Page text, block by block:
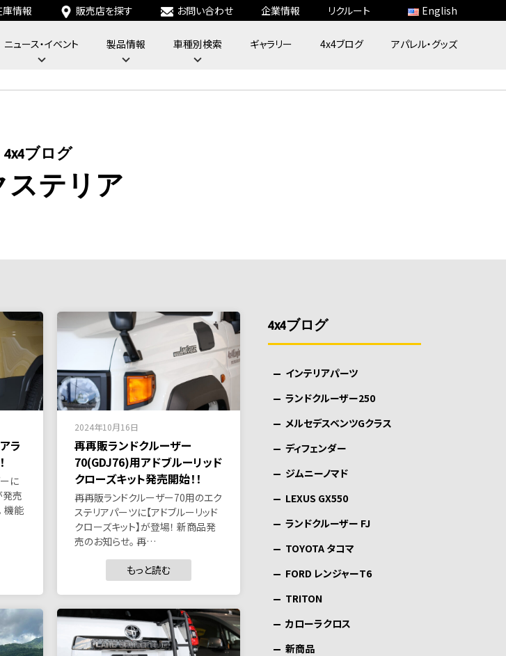
ニュース・イベント 製品情報 車種別検索 ギャラリー 4x4ブログ アパレル・グッズ
庫情報 販売店を探す お問い合わせ 企業情報 リクルート English
4x4ブログ
ステリア
ラ
に
発売
機能
2024年10月16日
再再販ランドクルーザー
70(GDJ76)用アドブルーリッド
クローズキット発売開始！！
再再販ランドクルーザー70用のエク
ステリアパーツに【アドブルーリッド
クローズキット】が登場！ 新商品発
売のお知らせ。 再…
もっと読む
4x4ブログ
インテリアパーツ
ランドクルーザー250
メルセデスベンツGクラス
ディフェンダー
ジムニーノマド
LEXUS GX550
ランドクルーザー FJ
TOYOTA タコマ
FORD レンジャーT6
TRITON
カローラクロス
新商品